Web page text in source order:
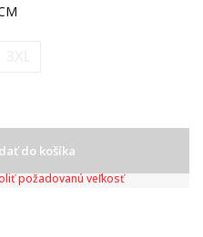
do košíka
požadovanú veľkosť